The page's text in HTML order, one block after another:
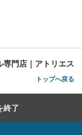
門店｜アトリエス
トップへ戻る
終了